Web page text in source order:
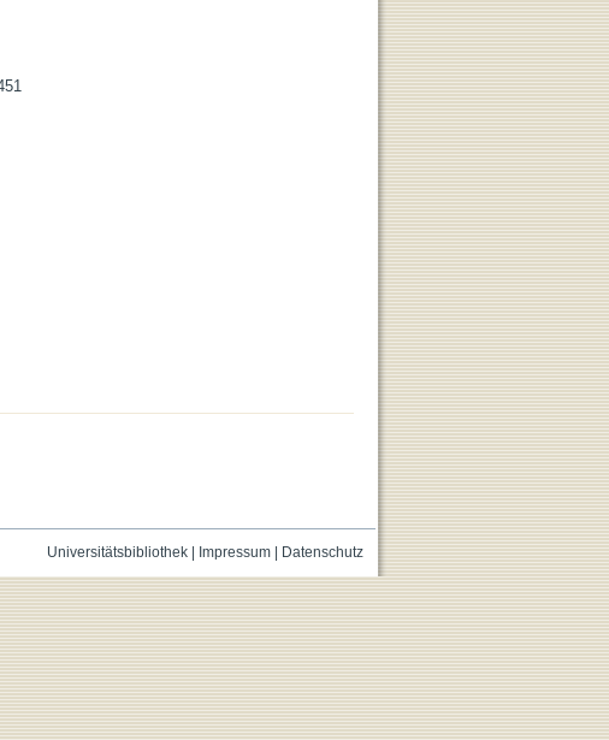
Universitätsbibliothek| Impressum| Datenschutz